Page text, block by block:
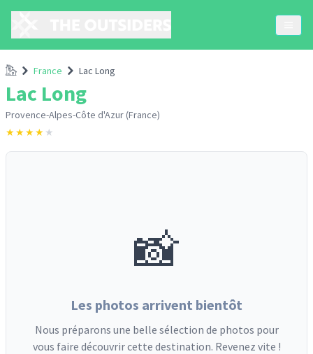
Accueil
France Lac Long
Lac Long
Provence-Alpes-Côte d'Azur (France)
★★★★ ★
📸
Les photos arrivent bientôt
Nous préparons une belle sélection de photos pour
vous faire découvrir cette destination. Revenez vite !